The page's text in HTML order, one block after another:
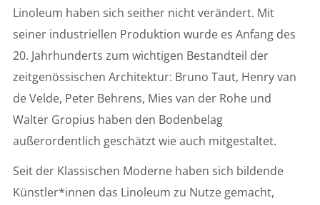
Linoleum haben sich seither nicht verändert. Mit
seiner industriellen Produktion wurde es Anfang des
20. Jahrhunderts zum wichtigen Bestandteil der
zeitgenössischen Architektur: Bruno Taut, Henry van
de Velde, Peter Behrens, Mies van der Rohe und
Walter Gropius haben den Bodenbelag
außerordentlich geschätzt wie auch mitgestaltet.
Seit der Klassischen Moderne haben sich bildende
Künstler*innen das Linoleum zu Nutze gemacht,